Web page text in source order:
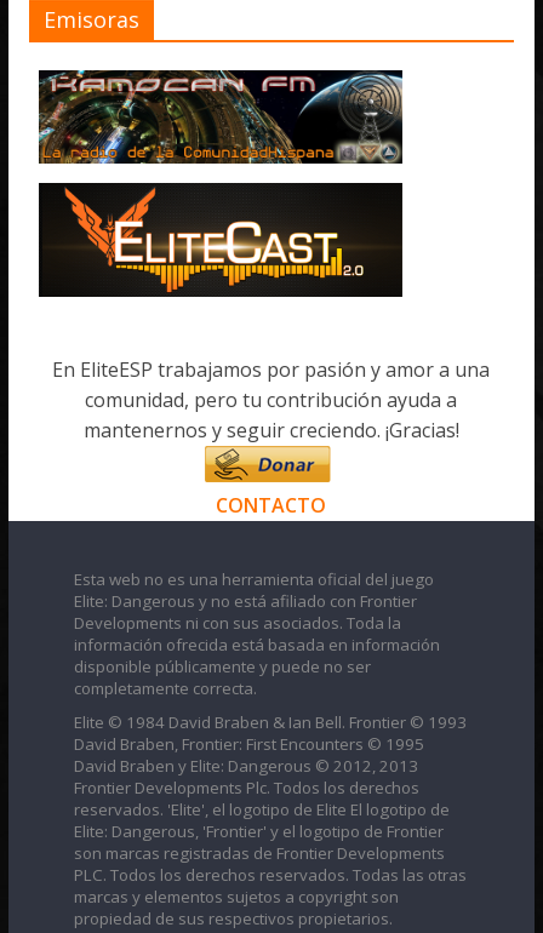
Emisoras
En EliteESP trabajamos por pasión y amor a una
comunidad, pero tu contribución ayuda a
mantenernos y seguir creciendo. ¡Gracias!
CONTACTO
Esta web no es una herramienta oficial del juego
Elite: Dangerous y no está afiliado con Frontier
Developments ni con sus asociados. Toda la
información ofrecida está basada en información
disponible públicamente y puede no ser
completamente correcta.
Elite © 1984 David Braben & Ian Bell. Frontier © 1993
David Braben, Frontier: First Encounters © 1995
David Braben y Elite: Dangerous © 2012, 2013
Frontier Developments Plc. Todos los derechos
reservados. 'Elite', el logotipo de Elite El logotipo de
Elite: Dangerous, 'Frontier' y el logotipo de Frontier
son marcas registradas de Frontier Developments
PLC. Todos los derechos reservados. Todas las otras
marcas y elementos sujetos a copyright son
propiedad de sus respectivos propietarios.